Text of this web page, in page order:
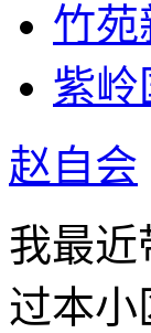
竹苑
紫岭
赵自会
我最近
过本小